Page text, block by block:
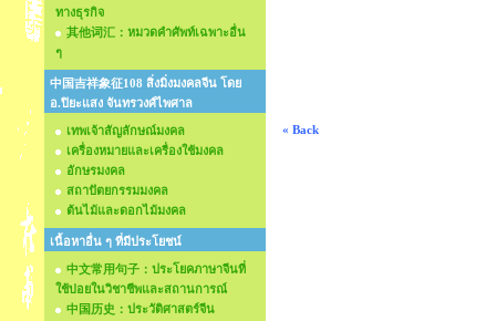
ทางธุรกิจ
其他词汇：หมวดคำศัพท์เฉพาะอื่น
ๆ
中国吉祥象征108 สิ่งมิ่งมงคลจีน โดย
อ.ปิยะแสง จันทรวงศ์ไพศาล
เทพเจ้าสัญลักษณ์มงคล
เครื่องหมายและเครื่องใช้มงคล
อักษรมงคล
สถาปัตยกรรมมงคล
ต้นไม้และดอกไม้มงคล
เนื้อหาอื่น ๆ ที่มีประโยชน์
中文常用句子：ประโยคภาษาจีนที่
ใช้บ่อยในวิชาชีพและสถานการณ์
中国历史：ประวัติศาสตร์จีน
« Back